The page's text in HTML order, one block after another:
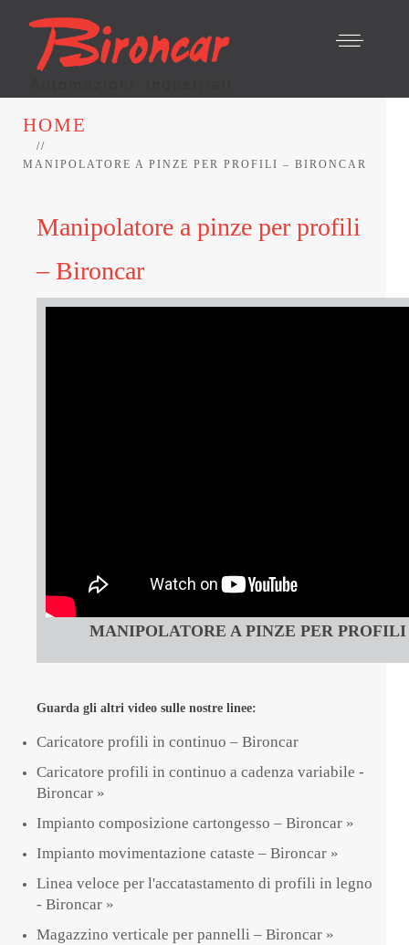
HOME
MANIPOLATORE A PINZE PER PROFILI – BIRONCAR
Manipolatore a pinze per profili
– Bironcar
MANIPOLATORE A PINZE PER
Guarda gli altri video sulle nostre linee:
Caricatore profili in continuo – Bironcar
Caricatore profili in continuo a cadenza variabile -
Bironcar »
Impianto composizione cartongesso – Bironcar »
Impianto movimentazione cataste – Bironcar »
Linea veloce per l'accatastamento di profili in legno
- Bironcar »
Magazzino verticale per pannelli – Bironcar »